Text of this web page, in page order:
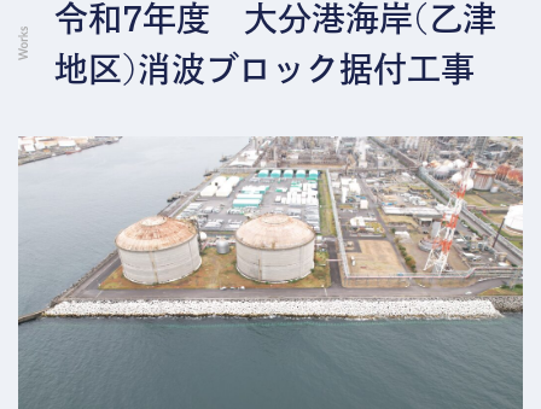
令和7年度 大分港海岸(乙津
地区)消波ブロック据付工事